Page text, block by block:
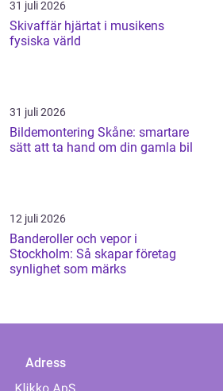
31 juli 2026
Skivaffär hjärtat i musikens
fysiska värld
31 juli 2026
Bildemontering Skåne: smartare
sätt att ta hand om din gamla bil
12 juli 2026
Banderoller och vepor i
Stockholm: Så skapar företag
synlighet som märks
Adress